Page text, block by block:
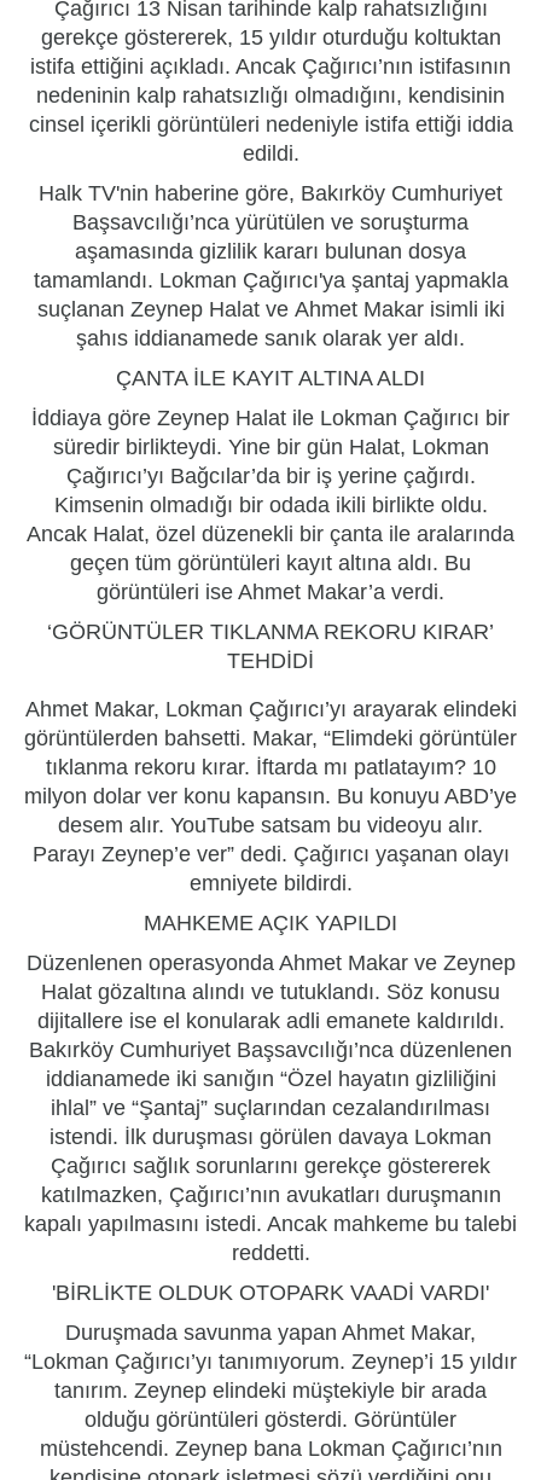
Çağırıcı 13 Nisan tarihinde kalp rahatsızlığını
gerekçe göstererek, 15 yıldır oturduğu koltuktan
istifa ettiğini açıkladı. Ancak Çağırıcı’nın istifasının
nedeninin kalp rahatsızlığı olmadığını, kendisinin
cinsel içerikli görüntüleri nedeniyle istifa ettiği iddia
edildi.
Halk TV'nin haberine göre, Bakırköy Cumhuriyet
Başsavcılığı’nca yürütülen ve soruşturma
aşamasında gizlilik kararı bulunan dosya
tamamlandı. Lokman Çağırıcı'ya şantaj yapmakla
suçlanan Zeynep Halatve Ahmet Makarisimli iki
şahıs iddianamede sanık olarak yer aldı.
ÇANTA İLE KAYIT ALTINA ALDI
İddiaya göre Zeynep Halat ile Lokman Çağırıcı bir
süredir birlikteydi. Yine bir gün Halat, Lokman
Çağırıcı’yı Bağcılar’da bir iş yerine çağırdı.
Kimsenin olmadığı bir odada ikili birlikte oldu.
Ancak Halat, özel düzenekli bir çanta ile aralarında
geçen tüm görüntüleri kayıt altına aldı. Bu
görüntüleri ise Ahmet Makar’a verdi.
‘GÖRÜNTÜLER TIKLANMA REKORU KIRAR’
TEHDİDİ
Ahmet Makar, Lokman Çağırıcı’yı arayarak elindeki
görüntülerden bahsetti. Makar, “Elimdeki görüntüler
tıklanma rekoru kırar. İftarda mı patlatayım? 10
milyon dolar ver konu kapansın. Bu konuyu ABD’ye
desem alır. YouTube satsam bu videoyu alır.
Parayı Zeynep’e ver” dedi. Çağırıcı yaşanan olayı
emniyete bildirdi.
MAHKEME AÇIK YAPILDI
Düzenlenen operasyonda Ahmet Makar ve Zeynep
Halat gözaltına alındı ve tutuklandı. Söz konusu
dijitallere ise el konularak adli emanete kaldırıldı.
Bakırköy Cumhuriyet Başsavcılığı’nca düzenlenen
iddianamede iki sanığın “Özel hayatın gizliliğini
ihlal” ve “Şantaj” suçlarından cezalandırılması
istendi. İlk duruşması görülen davaya Lokman
Çağırıcı sağlık sorunlarını gerekçe göstererek
katılmazken, Çağırıcı’nın avukatları duruşmanın
kapalı yapılmasını istedi. Ancak mahkeme bu talebi
reddetti.
'BİRLİKTE OLDUK OTOPARK VAADİ VARDI'
Duruşmada savunma yapan Ahmet Makar,
“Lokman Çağırıcı’yı tanımıyorum. Zeynep’i 15 yıldır
tanırım. Zeynep elindeki müştekiyle bir arada
olduğu görüntüleri gösterdi. Görüntüler
müstehcendi. Zeynep bana Lokman Çağırıcı’nın